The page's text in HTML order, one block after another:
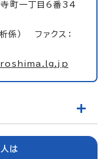
町一丁目6番34
） ファクス：
は